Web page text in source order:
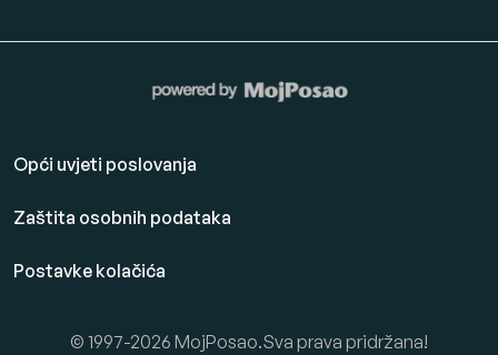
Opći uvjeti poslovanja
Zaštita osobnih podataka
Postavke kolačića
© 1997-2026 MojPosao.Sva prava pridržana!